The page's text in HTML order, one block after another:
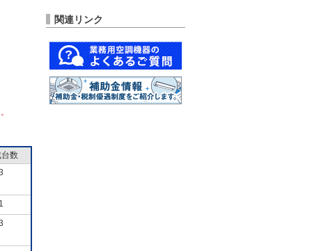
数
関連リンク